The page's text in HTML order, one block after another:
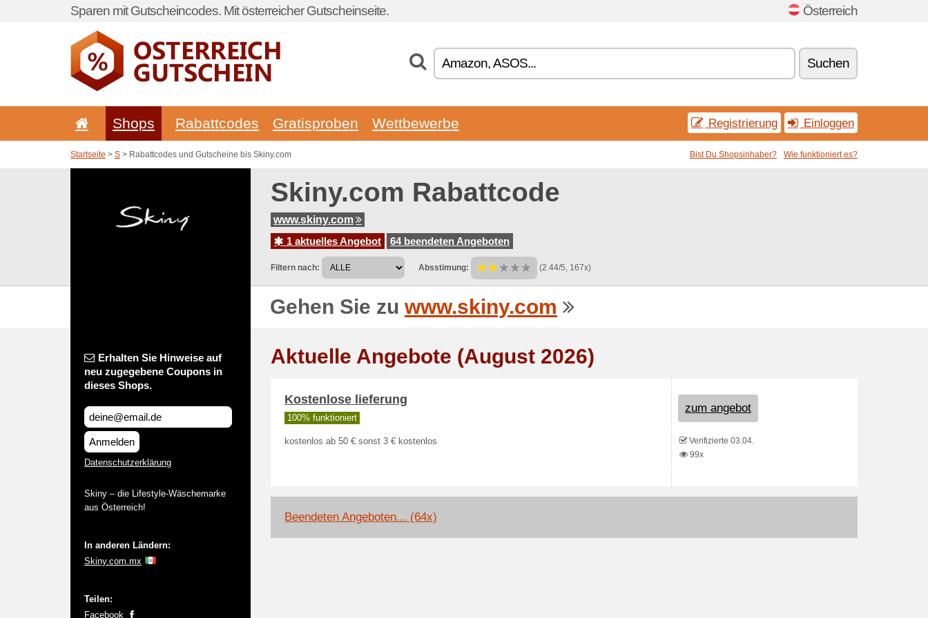
Sparen mit Gutscheincodes. Mit österreicher Gutscheinseite. Österreich
Suchen
Shops Rabattcodes Gratisproben Wettbewerbe Registrierung Einloggen
Startseite > S > Rabattcodes und Gutscheine bis Skiny.com Bist Du Shopsinhaber? Wie funktioniert es?
Skiny.com Rabattcode
www.skiny.com
1 aktuelles Angebot
64 beendeten Angeboten
Filtern nach: Absstimung: (2.44/5, 167x)
Gehen Sie zu www.skiny.com
Erhalten Sie Hinweise auf
neu zugegebene Coupons in
dieses Shops.
Anmelden
Datenschutzerklärung
Skiny – die Lifestyle-Wäschemarke
aus Österreich!
In anderen Ländern:
Skiny.com.mx
Teilen:
Facebook
Aktuelle Angebote (August 2026)
Kostenlose lieferung
100% funktioniert
kostenlos ab 50 € sonst 3 € kostenlos
zum angebot
Verifizierte 03.04.
99x
Beendeten Angeboten... (64x)